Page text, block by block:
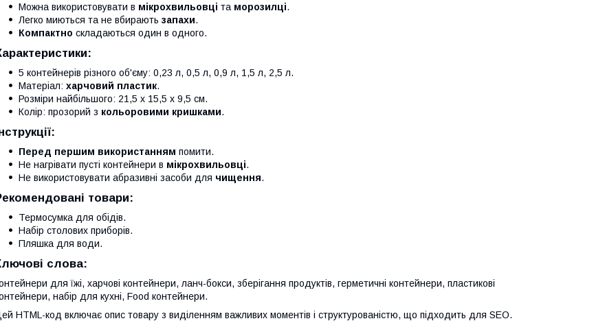
Можна використовувати в мікрохвильовці та морозилці.
Легко миються та не вбирають запахи.
Компактно складаються один в одного.
5 контейнерів різного об'єму: 0,23 л, 0,5 л, 0,9 л, 1,5 л, 2,5 л.
Матеріал: харчовий пластик.
Розміри найбільшого: 21,5 х 15,5 х 9,5 см.
Колір: прозорий з кольоровими кришками.
Перед першим використанням помити.
Не нагрівати пусті контейнери в мікрохвильовці.
Не використовувати абразивні засоби для чищення.
товари:
Термосумка для обідів.
Набір столових приборів.
Пляшка для води.
слова:
для їжі, харчові контейнери, ланч-бокси, зберігання продуктів, герметичні контейнери, пластикові
набір для кухні, Food контейнери.
HTML-код включає опис товару з виділенням важливих моментів і структурованістю, що підходить для SEO.